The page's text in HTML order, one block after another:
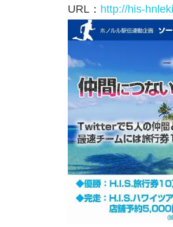
URL： http://his-